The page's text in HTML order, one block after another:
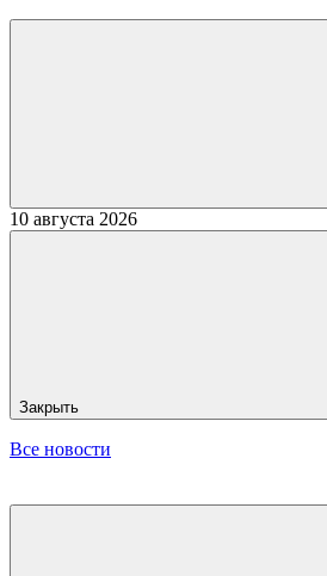
10 августа 2026
Закрыть
Все новости